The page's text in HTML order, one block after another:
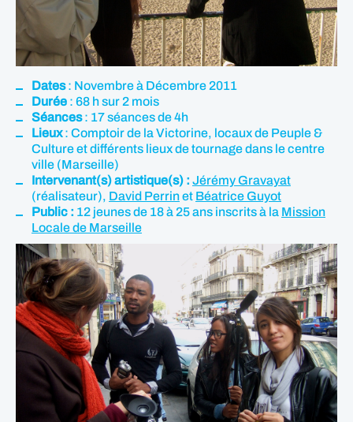
Dates: Novembre à Décembre 2011
Durée : 68 h sur 2 mois
Séances: 17 séances de 4h
Lieux: Comptoir de la Victorine, locaux de Peuple &
Culture et différents lieux de tournage dans le centre
ville (Marseille)
Intervenant(s) artistique(s) : Jérémy Gravayat
(réalisateur), David Perrinet Béatrice Guyot
Public : 12 jeunes de 18 à 25 ans inscrits à la Mission
Locale de Marseille